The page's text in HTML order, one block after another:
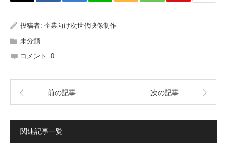
投稿者: 企業向け次世代映像制作
未分類
コメント: 0
前の記事 次の記事
関連記事一覧